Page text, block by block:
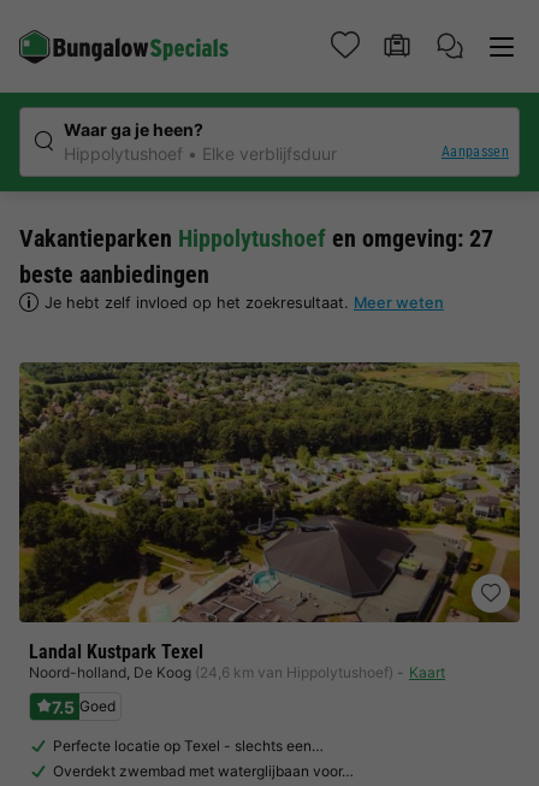
Waar ga je heen?
Hippolytushoef
Elke verblijfsduur Aanpassen
Vakantieparken Hippolytushoef en omgeving: 27
beste aanbiedingen
Je hebt zelf invloed op het zoekresultaat. Meer weten
Landal Kustpark Texel
Noord-holland, De Koog (24,6 km van Hippolytushoef) Kaart
7.5 Goed
Perfecte locatie op Texel - slechts een…
Overdekt zwembad met waterglijbaan voor…